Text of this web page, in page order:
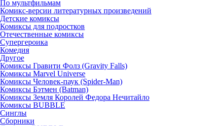
По мультфильмам
Комикс-версии литературных произведений
Детские комиксы
Комиксы для подростков
Отечественные комиксы
Супергероика
Комедия
Другое
Комиксы Гравити Фолз (Gravity Falls)
Комиксы Marvel Universe
Комиксы Человек-паук (Spider-Man)
Комиксы Бэтмен (Batman)
Комиксы Земля Королей Федора Нечитайло
Комиксы BUBBLE
Синглы
Сборники